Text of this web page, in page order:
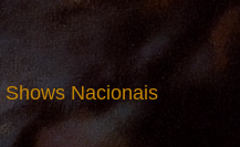
Shows Nacionais